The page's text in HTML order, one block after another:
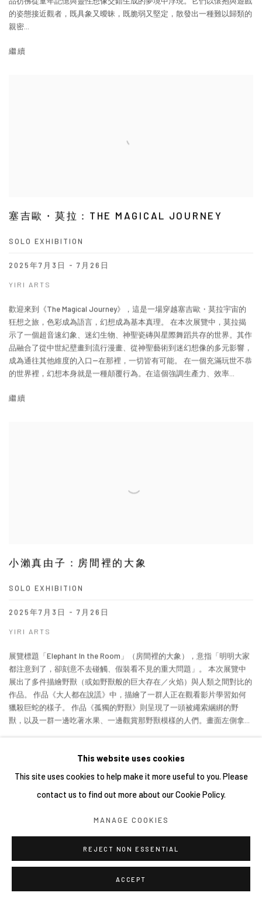
的姿態接近觀者，既具象又曖昧，既脆弱又堅定，散發出一種難以歸類的
親密...
繼續
塞吉歐・莫拉：THE MAGICAL JOURNEY
SOLO EXHIBITION
2025年7月3日 - 7月26日
YIRI ARTS
歡迎來到《The Magical Journey》，這是一場穿越塞吉歐・莫拉宇宙的
狂想之旅，色彩成為語言，幻想成為基本真理。 在本次展覽中，莫拉揭
示了一個超音速幻象、迷幻生物、神聖瓷磚與星際舞蹈共存的世界。其作
品融合了從中世紀壁畫到流行漫畫、從神聖藝術到迷幻想像的多元影響，
成為通往其他維度的入口--在那裡，一切皆有可能。 在一個充滿玩世不恭
的世界裡，幻想本身就是一種顛覆行為。在這個強調生產力、效率...
繼續
小瀨真由子：房間裡的大象
SOLO EXHIBITION
2025年7月3日 - 7月26日
YIRI ARTS
展覽標題「Elephant In the Room」（房間裡的大象），意指「明明大家
都注意到了，卻刻意不去碰觸、假裝看不見的重大問題」。 本次展覽中
展出了多件描繪野獸（或如野獸般的巨大存在／火焰）與人類之間對比的
作品。 作品《大人都在說謊》中，描繪了一群人正在觀看影片學習如何
獵殺巨蛇的樣子。 作品《孤獨的野獸》則呈現了一頭被繩索綑綁的野
獸，以及一群一邊吃著水果、一邊觀賞那野獸模樣的人們。畫面左側拿...
This website uses cookies
This site uses cookies to help make it more useful to you. Please
contact us to find out more about our Cookie Policy.
MANAGE COOKIES
REJECT NON ESSENTIAL
ACCEPT